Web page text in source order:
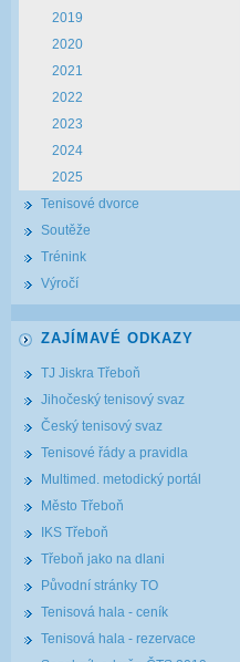
2019
2020
2021
2022
2023
2024
2025
Tenisové dvorce
Soutěže
Trénink
Výročí
ZAJÍMAVÉ ODKAZY
TJ Jiskra Třeboň
Jihočeský tenisový svaz
Český tenisový svaz
Tenisové řády a pravidla
Multimed. metodický portál
Město Třeboň
IKS Třeboň
Třeboň jako na dlani
Původní stránky TO
Tenisová hala - ceník
Tenisová hala - rezervace